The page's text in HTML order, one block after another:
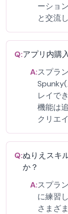
ーショ
と交流
Q:アプリ内購
A:スプラ
レイで
機能は
クリエ
Q:ぬりえスキ
か？
A:スプラ
に練習
さまざ